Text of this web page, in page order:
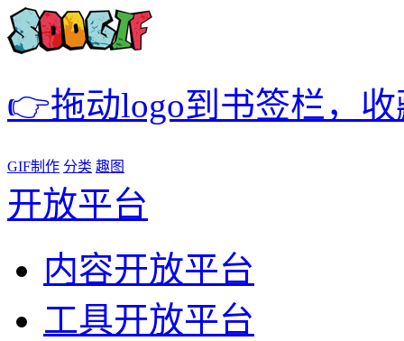
👉拖动logo到书签栏，
GIF制作 分类 趣图
开放平台
内容开放平台
工具开放平台